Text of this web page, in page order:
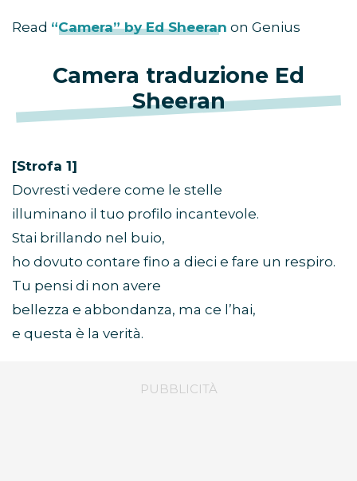
Read “Camera” by Ed Sheeran on Genius
Camera traduzione Ed
Sheeran
[Strofa 1]
Dovresti vedere come le stelle
illuminano il tuo profilo incantevole.
Stai brillando nel buio,
ho dovuto contare fino a dieci e fare un respiro.
Tu pensi di non avere
bellezza e abbondanza, ma ce l’hai,
e questa è la verità.